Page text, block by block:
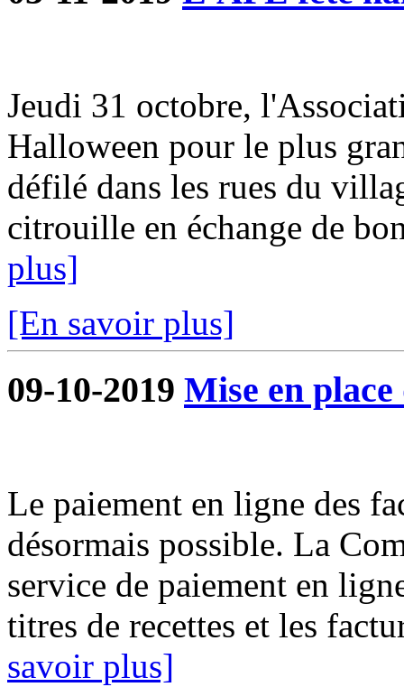
Jeudi 31 octobre,
Halloween pour le plus
défilé dans les rues du
citrouille en échange de
plus]
[En savoir plus]
09-10-2019 Mise en
Le paiement en ligne des
désormais possible. La
service de paiement en
titres de recettes et les
savoir plus]